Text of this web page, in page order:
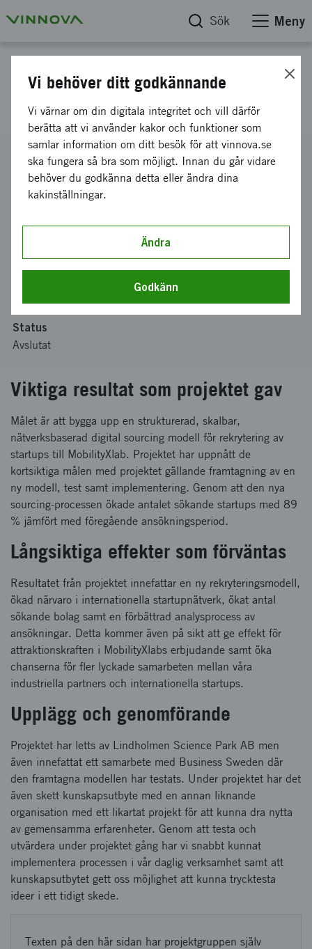
Sök Meny
MxL Sourcing Project
Diarienummer
2020-04647
Koordinator
1 215 200 kronor
december 2020-juni 2021
Status
Avslutat
Viktiga resultat som projektet gav
Målet är att bygga upp en strukturerad, skalbar,
nätverksbaserad digital sourcing modell för rekrytering av
startups till MobilityXlab. Projektet har uppnått de
kortsiktiga målen med projektet gällande framtagning av en
ny modell, test samt implementering. Genom att den nya
sourcing-processen ökade antalet sökande startups med 89
% jämfört med föregående ansökningsperiod.
Långsiktiga effekter som förväntas
Resultatet från projektet innefattar en ny rekryteringsmodell,
ökad närvaro i internationella startupnätverk, ökat antal
sökande bolag samt en förbättrad analysprocess av
ansökningar. Detta kommer även på sikt att ge effekt för
attraktionskraften i MobilityXlabs erbjudande samt öka
chanserna för fler lyckade samarbeten mellan våra
industriella partners och internationella startups.
Upplägg och genomförande
Projektet har letts av Lindholmen Science Park AB men
även innefattat ett samarbete med Business Sweden där
den framtagna modellen har testats. Under projektet har det
även skett kunskapsutbyte med en annan liknande
organisation med ett likartat projekt för att kunna dra nytta
av gemensamma erfarenheter. Genom att testa och
utvärdera under projektet gång har vi snabbt kunnat
implementera processen i vår daglig verksamhet samt att
kunskapsutbytet gett oss möjlighet att kunna trycktesta
ideer i ett tidigt skede.
Texten på den här sidan har projektgruppen själv
Vi behöver ditt godkännande
Vi värnar om din digitala integritet och vill därför
berätta att vi använder kakor och funktioner som
samlar information om ditt besök för att vinnova.se
ska fungera så bra som möjligt. Innan du går vidare
behöver du godkänna detta eller ändra dina
kakinställningar.
Ändra
Godkänn